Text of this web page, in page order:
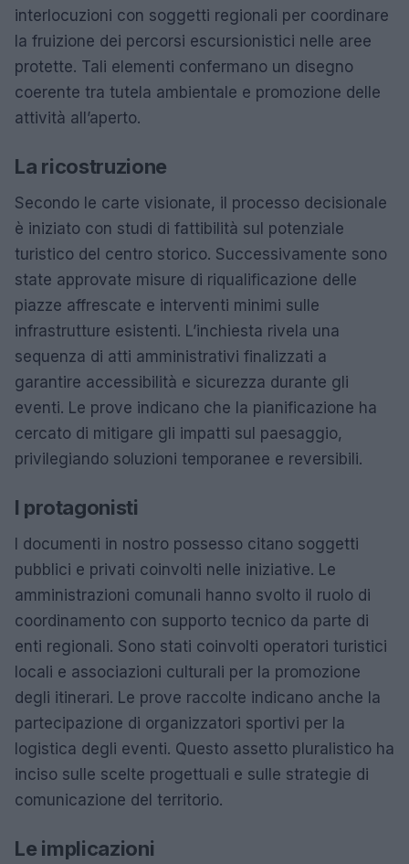
interlocuzioni con soggetti regionali per coordinare
la fruizione dei percorsi escursionistici nelle aree
protette. Tali elementi confermano un disegno
coerente tra tutela ambientale e promozione delle
attività all’aperto.
La ricostruzione
Secondo le carte visionate, il processo decisionale
è iniziato con studi di fattibilità sul potenziale
turistico del centro storico. Successivamente sono
state approvate misure di riqualificazione delle
piazze affrescate e interventi minimi sulle
infrastrutture esistenti. L’inchiesta rivela una
sequenza di atti amministrativi finalizzati a
garantire accessibilità e sicurezza durante gli
eventi. Le prove indicano che la pianificazione ha
cercato di mitigare gli impatti sul paesaggio,
privilegiando soluzioni temporanee e reversibili.
I protagonisti
I documenti in nostro possesso citano soggetti
pubblici e privati coinvolti nelle iniziative. Le
amministrazioni comunali hanno svolto il ruolo di
coordinamento con supporto tecnico da parte di
enti regionali. Sono stati coinvolti operatori turistici
locali e associazioni culturali per la promozione
degli itinerari. Le prove raccolte indicano anche la
partecipazione di organizzatori sportivi per la
logistica degli eventi. Questo assetto pluralistico ha
inciso sulle scelte progettuali e sulle strategie di
comunicazione del territorio.
Le implicazioni